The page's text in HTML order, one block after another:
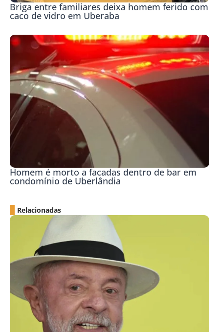
Briga entre familiares deixa homem ferido com
caco de vidro em Uberaba
Homem é morto a facadas dentro de bar em
condomínio de Uberlândia
Relacionadas